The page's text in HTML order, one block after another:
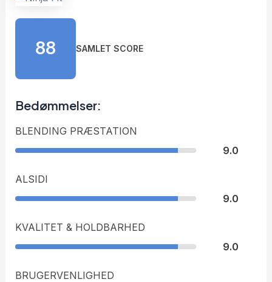
88 SAMLET SCORE
Bedømmelser:
BLENDING PRÆSTATION
9.0
ALSIDI
9.0
KVALITET & HOLDBARHED
9.0
BRUGERVENLIGHED